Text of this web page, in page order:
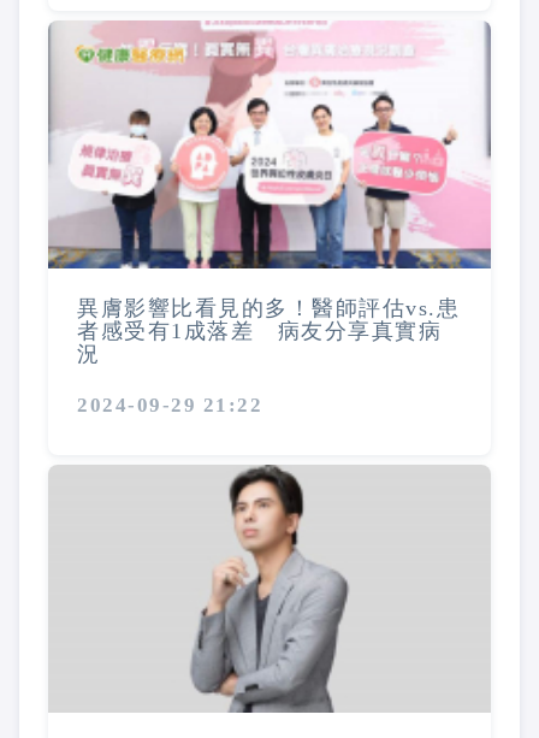
異膚影響比看見的多！醫師評估vs.患
者感受有1成落差 病友分享真實病
況
2024-09-29 21:22